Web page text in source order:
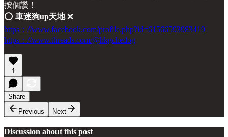
按個讚！
⭕️ 車迷狗up天地❌
https：//www.facebook.com/profile.php?id=61566593983419
https：//www.threads.com/@hkgchedog
1
Share
Previous
Next
Discussion about this post